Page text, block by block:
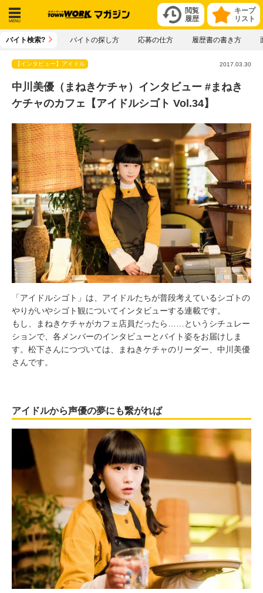
キープ
リスト
閲覧
履歴
メニ
バイト検索? バイトの探し方 応募の仕方 履歴書の書き方
【インタビュー】アイドル 2017.03.30
中川美優（まねきケチャ）インタビュー #まねき
ケチャのカフェ【アイドルシゴト Vol.34】
「アイドルシゴト」は、アイドルたちが普段考えているシゴトの
やりがいやシゴト観についてインタビューする連載です。
もし、まねきケチャがカフェ店員だったら……というシチュレー
ションで、各メンバーのインタビューとバイト姿をお届けしま
す。松下さんにつづいては、まねきケチャのリーダー、中川美優
さんです。
アイドルから声優の夢にも繋がれば